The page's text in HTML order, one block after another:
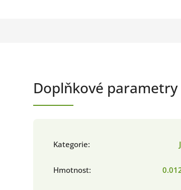
Doplňkové parametry
Kategorie:
Hmotnost: